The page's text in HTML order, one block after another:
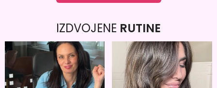
IZDVOJENE RUTINE